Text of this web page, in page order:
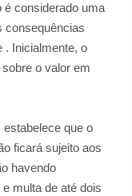
é considerado uma
consequências
. Inicialmente, o
sobre o valor em
estabelece que o
ficará sujeito aos
havendo
multa de até dois